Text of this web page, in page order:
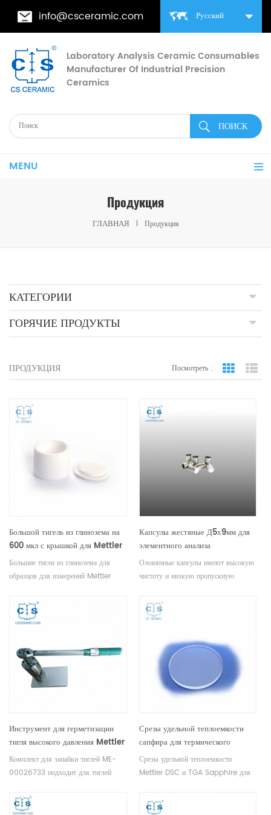
Русский
info@csceramic.com
Laboratory Analysis Ceramic Consumables
Manufacturer Of Industrial Precision
Ceramics
MENU
Продукция
ГЛАВНАЯ Продукция
КАТЕГОРИИ
ГОРЯЧИЕ ПРОДУКТЫ
ПРОДУКЦИЯ Посмотреть : вид сетки
Большой тигель из глинозема на
600 мкл с крышкой для Mettler
Toledo ME-30077260
Большие тигли из глинозема для
образцов для измерений Mettler
ДСК и тигель для термического
анализа Расходный лоток для
образцов Mettler Toledo.
Капсулы жестяные Д5х9мм для
элементного анализа
Оловянные капсулы имеют высокую
чистоту и низкую пропускную
анализа порошкообразных и
гранулированных образцов с
Инструмент для герметизации
тигля высокого давления Mettler
Toledo ME-00026733 для
одноразового тигля высокого
Комплект для запайки тиглей ME-
00026733 подходит для тиглей
(ME-30077139/ME-
Срезы удельной теплоемкости
сапфира для термического
анализа Mettler toledo
Срезы удельной теплоемкости
Mettler DSC и TGA Sapphire для
toledo. Производитель тиглей и